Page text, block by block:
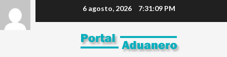
6 agosto, 2026 7:31:09 PM